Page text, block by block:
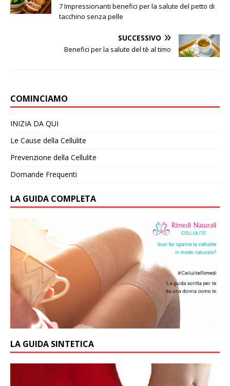
7 Impressionanti benefici per la salute del petto di
tacchino senza pelle
SUCCESSIVO
Benefici per la salute del tè al timo
COMINCIAMO
INIZIA DA QUI
Le Cause della Cellulite
Prevenzione della Cellulite
Domande Frequenti
LA GUIDA COMPLETA
LA GUIDA SINTETICA